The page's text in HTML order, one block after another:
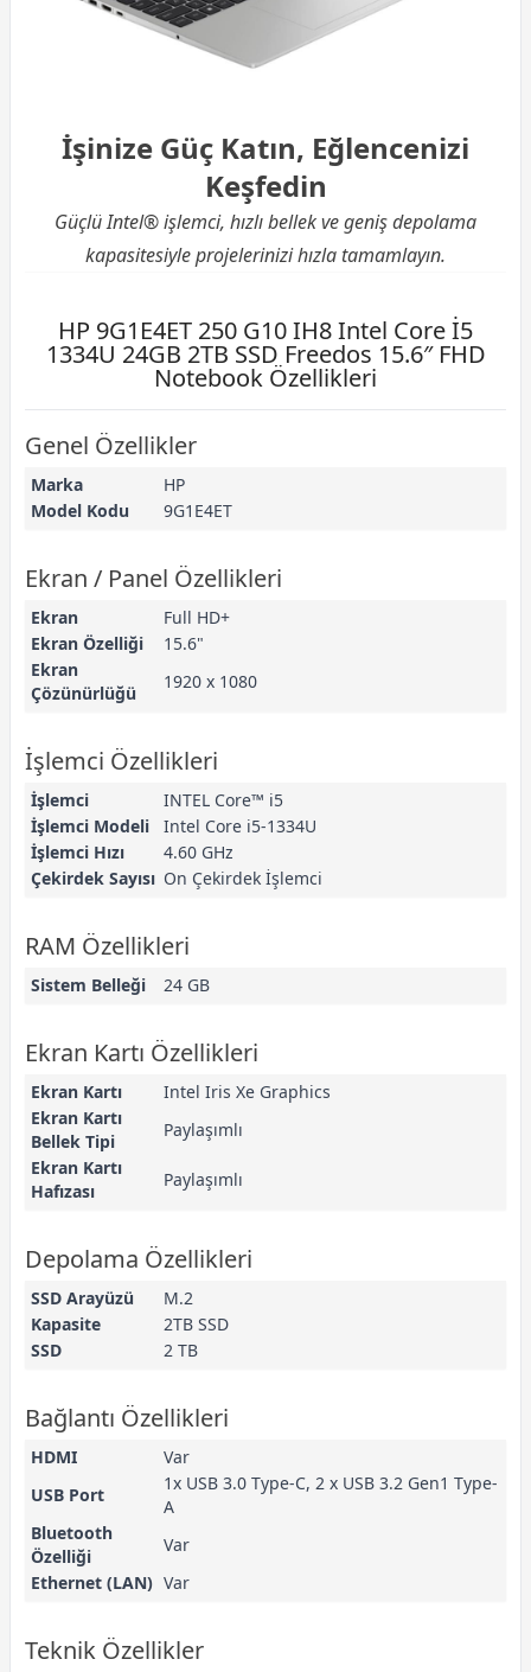
İşinize Güç Katın, Eğlencenizi
Keşfedin
Güçlü Intel® işlemci, hızlı bellek ve geniş depolama
kapasitesiyle projelerinizi hızla tamamlayın.
HP 9G1E4ET 250 G10 IH8 Intel Core İ5
1334U 24GB 2TB SSD Freedos 15.6″ FHD
Notebook Özellikleri
Genel Özellikler
Marka
HP
Model Kodu
9G1E4ET
Ekran / Panel Özellikleri
Ekran
Full HD+
Ekran Özelliği
15.6"
Ekran
Çözünürlüğü
1920 x 1080
İşlemci Özellikleri
İşlemci
INTEL Core™ i5
İşlemci Modeli
Intel Core i5-1334U
İşlemci Hızı
4.60 GHz
Çekirdek Sayısı On Çekirdek İşlemci
RAM Özellikleri
Sistem Belleği 24 GB
Ekran Kartı Özellikleri
Ekran Kartı
Intel Iris Xe Graphics
Ekran Kartı
Bellek Tipi
Paylaşımlı
Ekran Kartı
Hafızası
Paylaşımlı
Depolama Özellikleri
SSD Arayüzü
M.2
Kapasite
2TB SSD
SSD
2 TB
Bağlantı Özellikleri
HDMI
Var
USB Port
1x USB 3.0 Type-C, 2 x USB 3.2 Gen1 Type-
A
Bluetooth
Özelliği
Var
Ethernet (LAN) Var
Teknik Özellikler